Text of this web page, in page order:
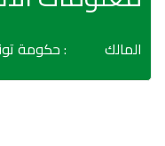
المالك : حكومة